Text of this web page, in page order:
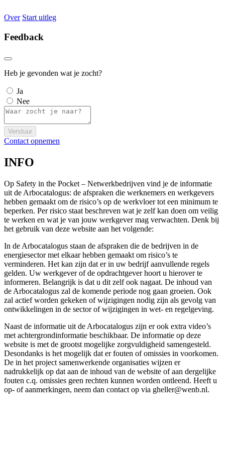
Over Start uitleg
Feedback
Heb je gevonden wat je zocht?
Ja
Nee
Verstuur
Contact opnemen
INFO
Op Safety in the Pocket – Netwerkbedrijven vind je de informatie
uit de Arbocatalogus: de afspraken die werknemers en werkgevers
hebben gemaakt om de risico’s op de werkvloer tot een minimum te
beperken. Per risico staat beschreven wat je zelf kan doen om veilig
te werken en wat je van jouw werkgever mag verwachten. Denk bij
het gebruik van deze website aan het volgende:
In de Arbocatalogus staan de afspraken die de bedrijven in de
energiesector met elkaar hebben gemaakt om risico’s te
verminderen. Het kan zijn dat er in uw bedrijf aanvullende regels
gelden. Uw werkgever of de opdrachtgever hoort u hierover te
informeren. Belangrijk is dat u dit zelf ook nagaat. De inhoud van
de Arbocatalogus zal de komende periode nog gaan groeien. Ook
zal actief worden gekeken of wijzigingen nodig zijn als gevolg van
ontwikkelingen in de sector of wijzigingen in wet- en regelgeving.
Naast de informatie uit de Arbocatalogus zijn er ook extra video’s
met achtergrondinformatie beschikbaar. De informatie op deze
website is met de grootst mogelijke zorgvuldigheid samengesteld.
Desondanks is het mogelijk dat er fouten of omissies in voorkomen.
De in het project samenwerkende organisaties wijzen er
nadrukkelijk op dat aan de inhoud van de website of aan dergelijke
fouten c.q. omissies geen rechten kunnen worden ontleend. Heeft u
op- of aanmerkingen, neem dan contact op via gheller@wenb.nl.